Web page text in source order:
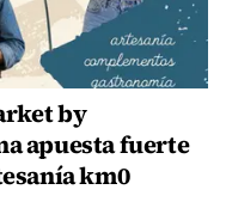
by
apuesta fuerte
km0